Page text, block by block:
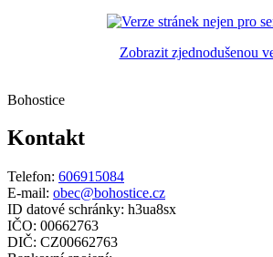
Zobrazit zjednodušenou
Bohostice
Kontakt
Telefon: 606915084
E-mail: obec@bohostice.cz
ID datové schránky: h3ua8sx
IČO: 00662763
DIČ: CZ00662763